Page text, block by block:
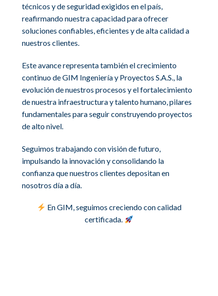
técnicos y de seguridad exigidos en el país,
reafirmando nuestra capacidad para ofrecer
soluciones confiables, eficientes y de alta calidad a
nuestros clientes.
Este avance representa también el crecimiento
continuo de GIM Ingeniería y Proyectos S.A.S., la
evolución de nuestros procesos y el fortalecimiento
de nuestra infraestructura y talento humano, pilares
fundamentales para seguir construyendo proyectos
de alto nivel.
Seguimos trabajando con visión de futuro,
impulsando la innovación y consolidando la
confianza que nuestros clientes depositan en
nosotros día a día.
En GIM, seguimos creciendo con calidad
certificada.